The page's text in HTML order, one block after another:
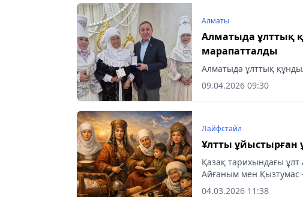
Алматы
Алматыда ұлттық
марапатталды
Алматыда ұлттық
09.04.2026 09:30
Лайфстайл
Ұлтты ұйыстырған
Қазақ тарихындағы
Айғаным мен Қызтумас
Анасына айналған ұлы
04.03.2026 11:38